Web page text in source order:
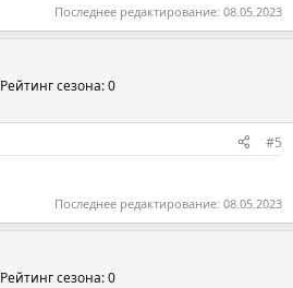
Последнее редактирование: 08.05.2023
Рейтинг сезона: 0
#5
Последнее редактирование: 08.05.2023
Рейтинг сезона: 0